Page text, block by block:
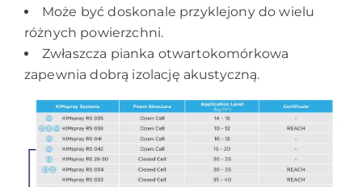
Może być doskonale przyklejony do wielu
różnych powierzchni.
Zwłaszcza pianka otwartokomórkowa
zapewnia dobrą izolację akustyczną.